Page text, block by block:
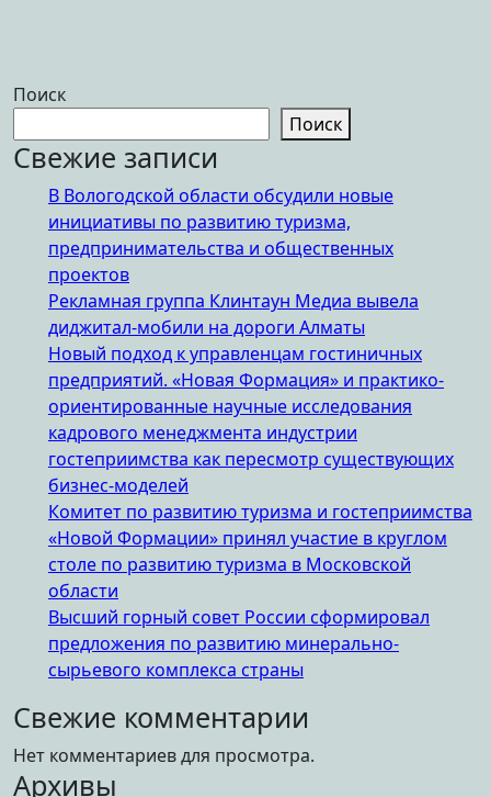
Поиск
Поиск
Свежие записи
В Вологодской области обсудили новые
инициативы по развитию туризма,
предпринимательства и общественных
проектов
Рекламная группа Клинтаун Медиа вывела
диджитал-мобили на дороги Алматы
Новый подход к управленцам гостиничных
предприятий. «Новая Формация» и практико-
ориентированные научные исследования
кадрового менеджмента индустрии
гостеприимства как пересмотр существующих
бизнес-моделей
Комитет по развитию туризма и гостеприимства
«Новой Формации» принял участие в круглом
столе по развитию туризма в Московской
области
Высший горный совет России сформировал
предложения по развитию минерально-
сырьевого комплекса страны
Свежие комментарии
Нет комментариев для просмотра.
Архивы